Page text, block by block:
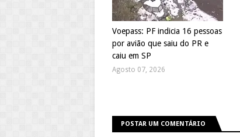
Voepass: PF indicia 16 pessoas
por avião que saiu do PR e
caiu em SP
Agosto 07, 2026
POSTAR UM COMENTÁRIO